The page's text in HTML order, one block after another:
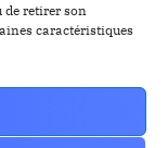
de retirer son
caractéristiques